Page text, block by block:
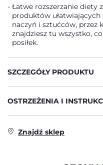
Łatwe rozszerzanie diety
produktów
naczyń i sztućców, przez
znajdziesz tu wszystko,
posiłek.
SZCZEGÓŁY PRODUKTU
OSTRZEŻENIA I
Znajdź sklep